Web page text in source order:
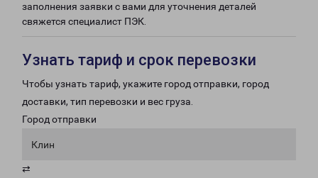
заполнения заявки с вами для уточнения деталей
свяжется специалист ПЭК.
Узнать тариф и срок перевозки
Чтобы узнать тариф, укажите город отправки, город
доставки, тип перевозки и вес груза.
Город отправки
Клин
⇄